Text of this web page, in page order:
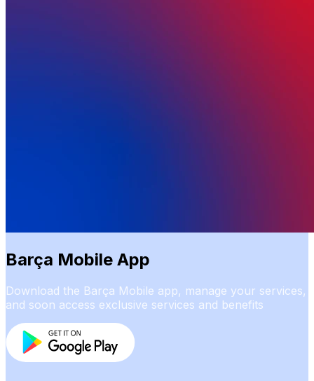
Barça Mobile App
Download the Barça Mobile app, manage your services,
and soon access exclusive services and benefits